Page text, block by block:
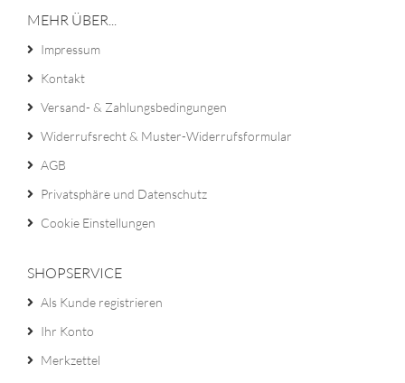
MEHR ÜBER...
Impressum
Kontakt
Versand- & Zahlungsbedingungen
Widerrufsrecht & Muster-Widerrufsformular
AGB
Privatsphäre und Datenschutz
Cookie Einstellungen
SHOPSERVICE
Als Kunde registrieren
Ihr Konto
Merkzettel